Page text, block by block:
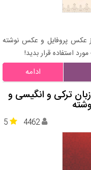
عکس پروفایل و عکس نوشته
استفاده قرار بدید!
ادامه
ترکی و انگیسی و
5 4462